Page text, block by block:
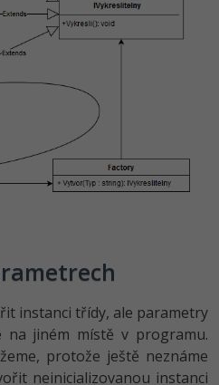
instanci třídy, ale parametry
jiném místě v programu.
protože ještě neznáme
neinicializovanou instanci